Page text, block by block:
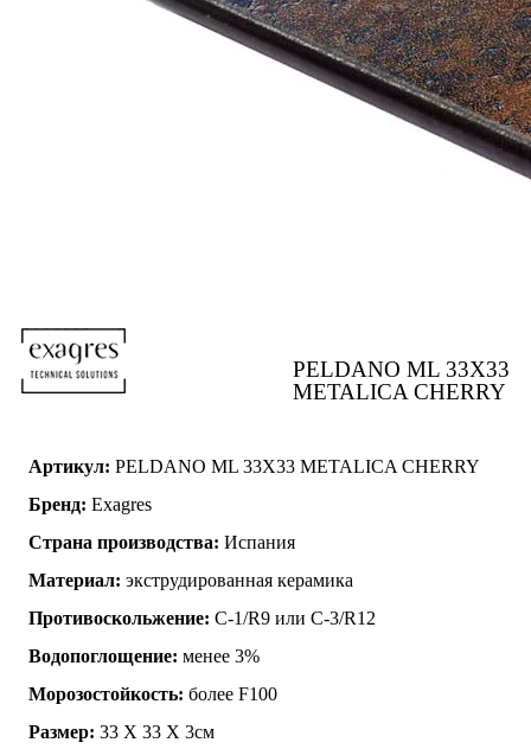
PELDANO ML 33X33
METALICA CHERRY
Артикул: PELDANO ML 33X33 METALICA CHERRY
Бренд: Exagres
Страна производства: Испания
Материал: экструдированная керамика
Противоскольжение: C-1/R9 или C-3/R12
Водопоглощение: менее 3%
Морозостойкость: более F100
Размер: 33 Х 33 Х 3см